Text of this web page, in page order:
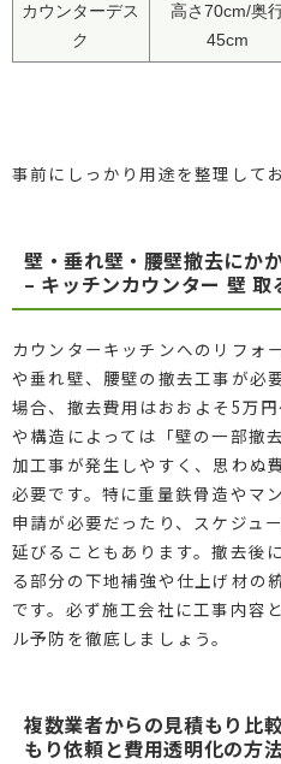
カウンターデス
ク
高さ70cm/奥
45cm
事前にしっかり用途を整理して
壁・垂れ壁・腰壁撤去にか
– キッチンカウンター 壁 取
カウンターキッチンへのリフォ
や垂れ壁、腰壁の撤去工事が必
場合、撤去費用はおおよそ5万
や構造によっては「壁の一部撤
加工事が発生しやすく、思わぬ
必要です。特に重量鉄骨造やマ
申請が必要だったり、スケジュ
延びることもあります。撤去後
る部分の下地補強や仕上げ材の
です。必ず施工会社に工事内容
ル予防を徹底しましょう。
複数業者からの見積もり比
もり依頼と費用透明化の方